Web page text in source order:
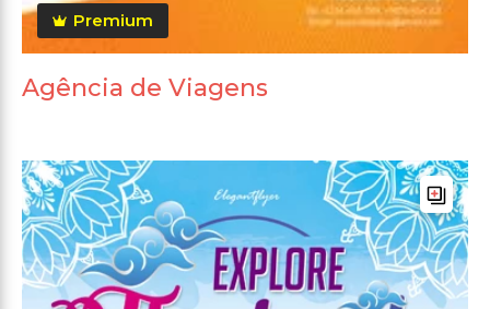
Premium
Agência de Viagens